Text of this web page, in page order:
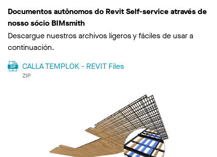
Documentos autônomos do Revit Self-service através de
nosso sócio BIMsmith
Descargue nuestros archivos ligeros y fáciles de usar a
continuación.
CALLA TEMPLOK - REVIT Files
ZIP